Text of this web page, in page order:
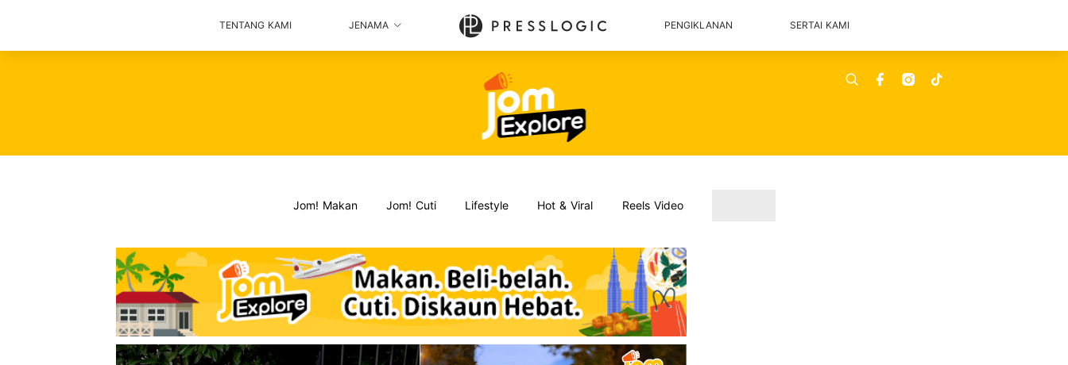
TENTANG KAMI JENAMA PENGIKLANAN SERTAI KAMI
Jom! Makan Jom! Cuti Lifestyle Hot & Viral Reels Video